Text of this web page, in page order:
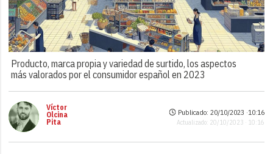
Producto, marca propia y variedad de surtido, los aspectos
más valorados por el consumidor español en 2023
Víctor
Olcina
Pita
Publicado: 20/10/2023 ·10:16
Actualizado: 20/10/2023 · 10:16